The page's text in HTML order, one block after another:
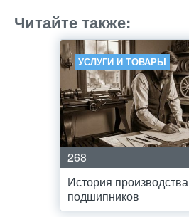
Читайте также:
УСЛУГИ И ТОВАРЫ
268
История производства
подшипников